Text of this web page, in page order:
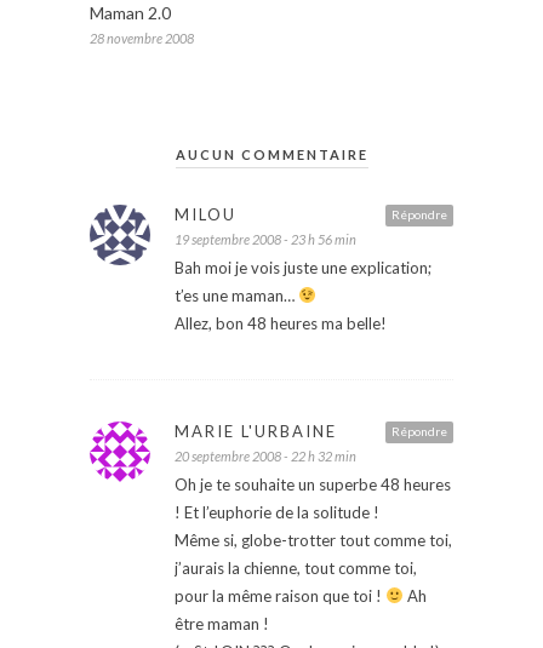
Maman 2.0
28 novembre 2008
AUCUN COMMENTAIRE
Répondre
MILOU
19 septembre 2008 - 23 h 56 min
Bah moi je vois juste une explication;
t’es une maman…
Allez, bon 48 heures ma belle!
Répondre
MARIE L'URBAINE
20 septembre 2008 - 22 h 32 min
Oh je te souhaite un superbe 48 heures
! Et l’euphorie de la solitude !
Même si, globe-trotter tout comme toi,
j’aurais la chienne, tout comme toi,
pour la même raison que toi !
Ah
être maman !